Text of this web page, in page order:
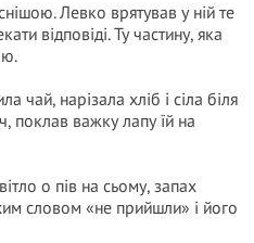
Левко врятував у ній те
відповіді. Ту частину, яка
чай, нарізала хліб і сіла біля
поклав важку лапу їй на
о пів на сьому, запах
словом «не прийшли» і його